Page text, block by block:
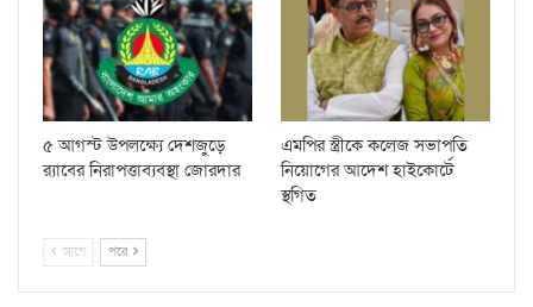
৫ আগস্ট উপলক্ষ্যে দেশজুড়ে
র‌্যাবের নিরাপত্তাব্যবস্থা জোরদার
এমপির স্ত্রীকে কলেজ সভাপতি
নিয়োগের আদেশ হাইকোর্টে
স্থগিত
আগে পরে